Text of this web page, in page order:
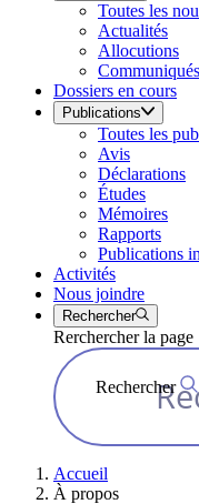
Toutes les
Actualités
Allocutions
Communiqués
Dossiers en cours
Publications
Toutes les
Avis
Déclarations
Études
Mémoires
Rapports
Publications
Activités
Nous joindre
Rechercher
Rerchercher la page
Rechercher
Accueil
À propos